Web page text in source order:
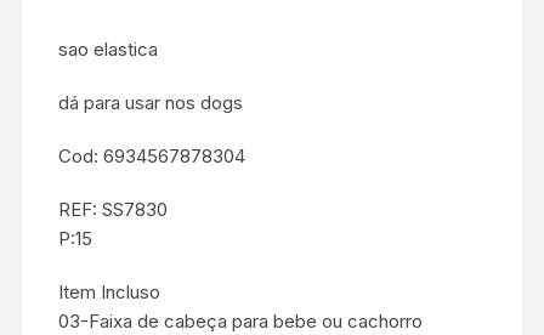
sao elastica
dá para usar nos dogs
Cod: 6934567878304
REF: SS7830
P:15
Item Incluso
03-Faixa de cabeça para bebe ou cachorro